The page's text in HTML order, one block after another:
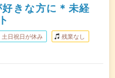
きな方に＊未経
土日祝日が休み 残業なし